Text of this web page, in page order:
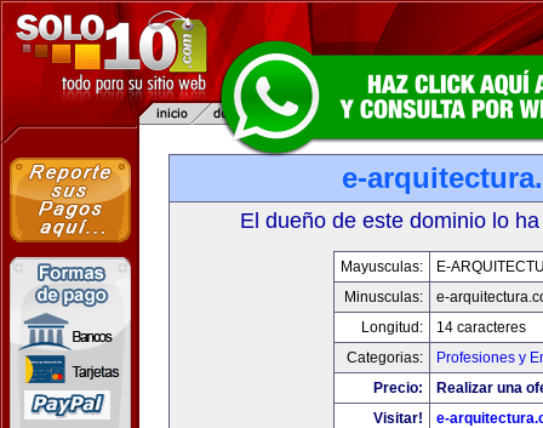
e-
El dueño de este dominio lo
Mayusculas:
E-
Minusculas:
e-
Longitud:
14 caracteres
Categorias:
Profesiones y
Precio:
Realizar una
Visitar!
e-